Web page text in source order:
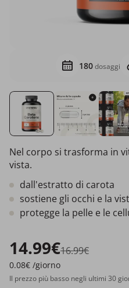
180dosaggi
Nel corpo si trasforma in
vista.
dall'estratto di carota
sostiene gli occhi e la
protegge la pelle e le
14.99€16.99€
0.08€ /giorno
Il prezzo più basso negli ultimi 30